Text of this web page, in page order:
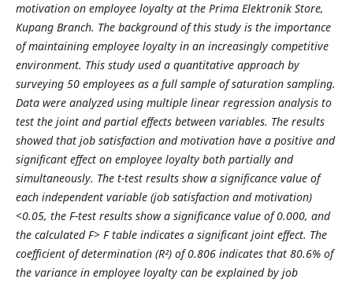
motivation on employee loyalty at the Prima Elektronik Store,
Kupang Branch. The background of this study is the importance
of maintaining employee loyalty in an increasingly competitive
environment. This study used a quantitative approach by
surveying 50 employees as a full sample of saturation sampling.
Data were analyzed using multiple linear regression analysis to
test the joint and partial effects between variables. The results
showed that job satisfaction and motivation have a positive and
significant effect on employee loyalty both partially and
simultaneously. The t-test results show a significance value of
each independent variable (job satisfaction and motivation)
<0.05, the F-test results show a significance value of 0.000, and
the calculated F> F table indicates a significant joint effect. The
coefficient of determination (R²) of 0.806 indicates that 80.6% of
the variance in employee loyalty can be explained by job